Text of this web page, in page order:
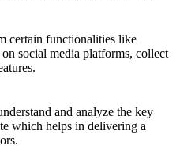
certain functionalities like
social media platforms, collect
and analyze the key
which helps in delivering a